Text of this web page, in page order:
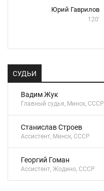
Юрий Гаврилов
120'
СУДЬИ
Вадим Жук
Главный судья, Минск, СССР
Станислав Строев
Ассистент, Минск, СССР
Георгий Гоман
Ассистент, Жодино, СССР